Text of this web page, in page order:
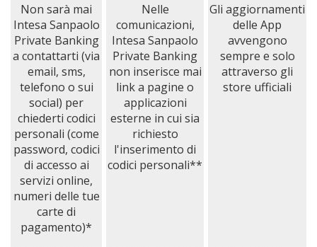
Non sarà mai
Intesa Sanpaolo
Private Banking
a contattarti (via
email, sms,
telefono o sui
social) per
chiederti codici
personali (come
password, codici
di accesso ai
servizi online,
numeri delle tue
carte di
pagamento)*
Nelle
comunicazioni,
Intesa Sanpaolo
Private Banking
non inserisce mai
link a pagine o
applicazioni
esterne in cui sia
richiesto
l'inserimento di
codici personali**
Gli aggiornamenti
delle App
avvengono
sempre e solo
attraverso gli
store ufficiali